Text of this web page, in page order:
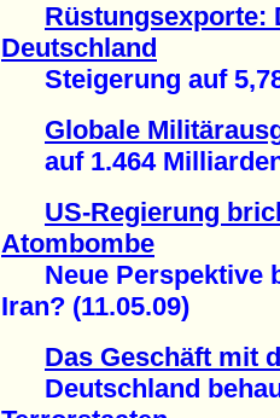
Rüstungsexporte:
Deutschland
Steigerung auf 5,78
Globale
auf 1.464 Milliarden
US-Regierung
Atombombe
Neue Perspektive
Iran? (11.05.09)
Das Geschäft mit
Deutschland